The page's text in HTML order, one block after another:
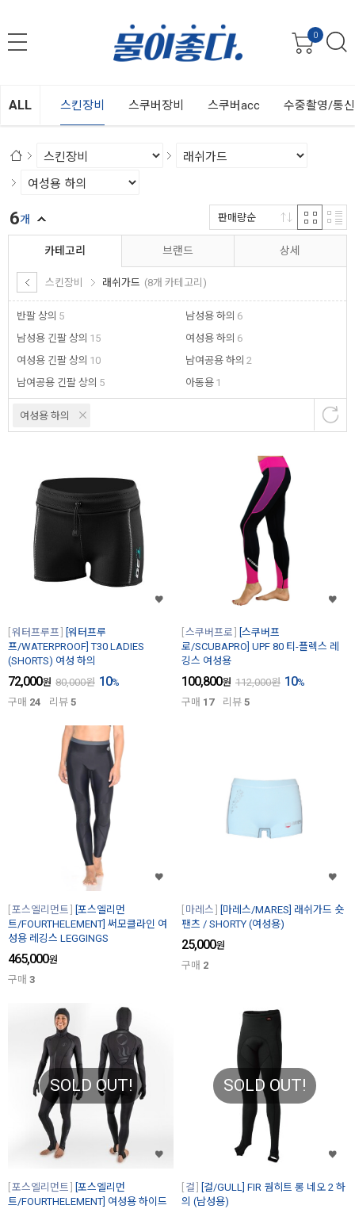
0
ALL 스킨장비 스쿠버장비 스쿠버acc 수중촬영/통
카테고리
스킨장비 래쉬가드 (8개 카테고리)
반팔 상의 5
남성용 긴팔 상의 15
여성용 긴팔 상의 10
남여공용 긴팔 상의 5
남성용 하의 6
여성용 하의 6
남여공용 하의 2
아동용 1
브랜드 상세
여성용 하의
6개 판매량순
워터프루프
[워터프루
프/WATERPROOF] T30 LADIES
(SHORTS) 여성 하의
72,000원 80,000원 10%
구매 24 리뷰 5
스쿠버프로
[스쿠버프
로/SCUBAPRO] UPF 80 티-플렉스 레
깅스 여성용
100,800원 112,000원 10%
구매 17 리뷰 5
포스엘리먼트
[포스엘리먼
트/FOURTHELEMENT] 써모클라인 여
성용 레깅스 LEGGINGS
465,000원
구매 3
마레스
[마레스/MARES] 래쉬가드 숏
팬츠 / SHORTY (여성용)
25,000원
구매 2
SOLD OUT!
포스엘리먼트
[포스엘리먼
트/FOURTHELEMENT] 여성용 하이드
SOLD OUT!
걸
[걸/GULL] FIR 웜히트 롱 네오 2 하
의 (남성용)